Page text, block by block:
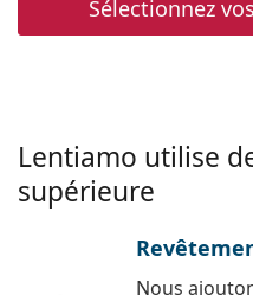
Sélectionnez
Lentiamo utilise
supérieure
Nous